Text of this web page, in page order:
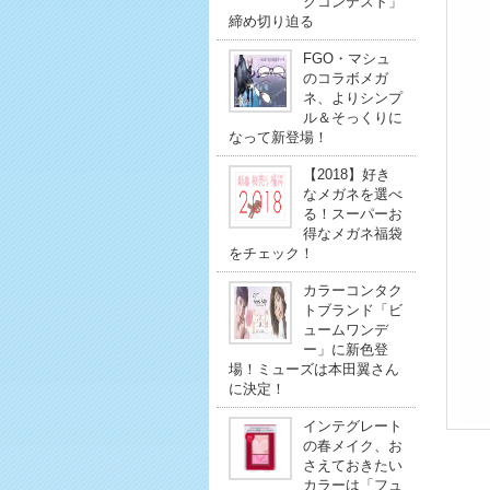
締め切り迫る
FGO・マシュ
のコラボメガ
ネ、よりシンプ
ル＆そっくりに
なって新登場！
【2018】好き
なメガネを選べ
る！スーパーお
得なメガネ福袋
をチェック！
カラーコンタク
トブランド「ビ
ュームワンデ
ー」に新色登
場！ミューズは本田翼さん
に決定！
インテグレート
の春メイク、お
さえておきたい
カラーは「フュ